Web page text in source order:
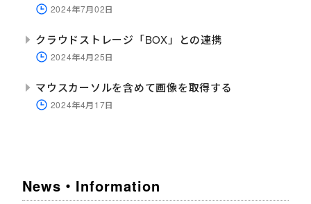
2024年7月02日
クラウドストレージ「BOX」との連携
2024年4月25日
マウスカーソルを含めて画像を取得する
2024年4月17日
News・Information